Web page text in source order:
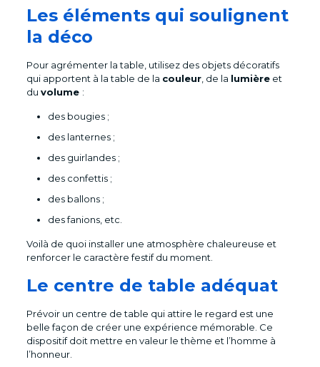
Les éléments qui soulignent
la déco
Pour agrémenter la table, utilisez des objets décoratifs
qui apportent à la table de la couleur, de la lumièreet
du volume :
des bougies ;
des lanternes ;
des guirlandes ;
des confettis ;
des ballons ;
des fanions, etc.
Voilà de quoi installer une atmosphère chaleureuse et
renforcer le caractère festif du moment.
Le centre de table adéquat
Prévoir un centre de table qui attire le regard est une
belle façon de créer une expérience mémorable. Ce
dispositif doit mettre en valeur le thème et l’homme à
l’honneur.